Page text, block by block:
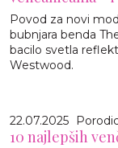
Povod za novi
bubnjara benda
bacilo svetla
Westwood.
22.07.2025
10 najlepših